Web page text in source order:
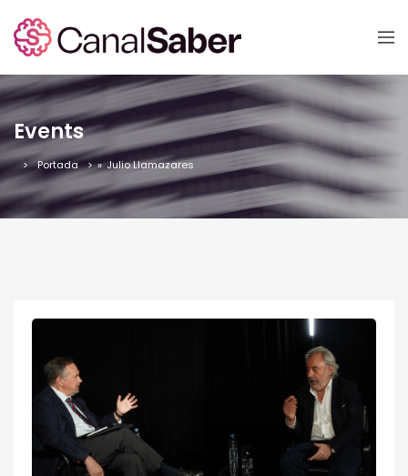
Events
Portada » Julio Llamazares